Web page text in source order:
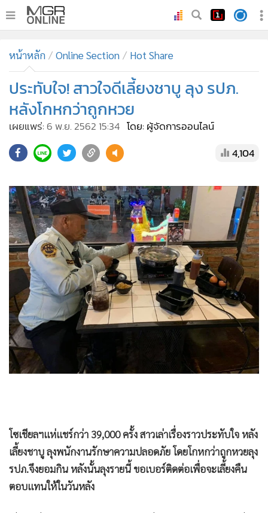
ทันเหตุการณ์
• ภาคใต้
ภูมิภาค
Online Section
• ผู้จัดการรายวัน
• ละคร
• CbizReview
• Cyber BIZ
• ผู้จัดกวน
• Good health & Well-being
Green Innovation & SD
• Management & HR
• MGR Live
• Infographic
• การเมือง
• Special Scoop
• เศรษฐกิจ-ธุรกิจ
• จีน
• ชุมชน-คุณภาพชีวิต
หน้าหลัก Online Section Hot Share
ประทับใจ! สาวใจดีเลี้ยงชาบู ลุง รปภ.
หลังโกหกว่าถูกหวย
เผยแพร่:6 พ.ย. 2562 15:34 โดย: ผู้จัดการออนไลน์
4,104
โซเชียลฯแห่แชร์กว่า 39,000 ครั้ง สาวเล่าเรื่องราวประทับใจ หลัง
เลี้ยงชาบู ลุงพนักงานรักษาความปลอดภัย โดยโกหกว่าถูกหวยลุง
รปภ.จึงยอมกิน หลังนั้นลุงรายนี้ ขอเบอร์ติดต่อเพื่อจะเลี้ยงคืน
ตอบแทนให้ในวันหลัง